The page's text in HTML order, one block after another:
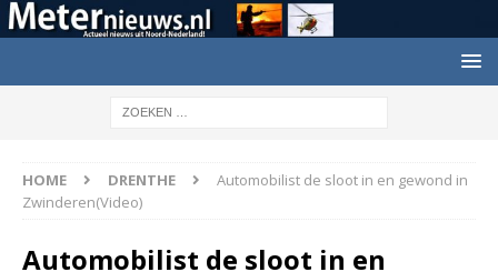
HOME DRENTHE
Automobilist de sloot in en gewond in
Zwinderen(Video)
Automobilist de sloot in en